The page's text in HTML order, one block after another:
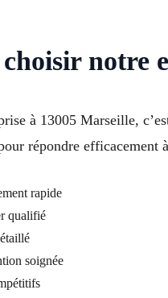
notre
à 13005 Marseille,
répondre efficacement
rapide
qualifié
soignée